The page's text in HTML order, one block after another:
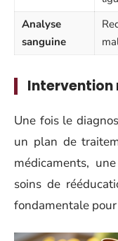
Analyse
sanguine
Intervention
Une fois le
un plan de
médicaments,
soins de
fondamentale